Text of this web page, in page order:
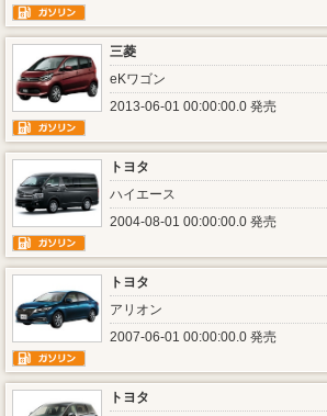
三菱
eKワゴン
2013-06-01 00:00:00.0 発売
トヨタ
ハイエース
2004-08-01 00:00:00.0 発売
トヨタ
アリオン
2007-06-01 00:00:00.0 発売
トヨタ